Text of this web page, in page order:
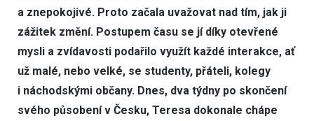
a znepokojivé. Proto začala uvažovat nad tím, jak ji
zážitek změní. Postupem času se jí díky otevřené
mysli a zvídavosti podařilo využít každé interakce, ať
už malé, nebo velké, se studenty, přáteli, kolegy
i náchodskými občany. Dnes, dva týdny po skončení
svého působení v Česku, Teresa dokonale chápe